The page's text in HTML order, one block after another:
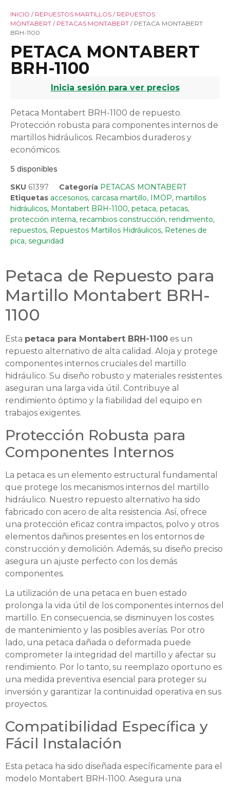
INICIO / REPUESTOS MARTILLOS / REPUESTOS
MONTABERT / PETACAS MONTABERT / PETACA MONTABERT
BRH-1100
PETACA MONTABERT
BRH-1100
Inicia sesión para ver precios
Petaca Montabert BRH-1100 de repuesto.
Protección robusta para componentes internos de
martillos hidráulicos. Recambios duraderos y
económicos.
5 disponibles
SKU 61397 Categoría PETACAS MONTABERT
Etiquetas accesorios, carcasa martillo, IMOP, martillos
hidráulicos, Montabert BRH-1100, petaca, petacas,
protección interna, recambios construcción, rendimiento,
repuestos, Repuestos Martillos Hidráulicos, Retenes de
pica, seguridad
Petaca de Repuesto para
Martillo Montabert BRH-
1100
Esta petaca para Montabert BRH-1100 es un
repuesto alternativo de alta calidad. Aloja y protege
componentes internos cruciales del martillo
hidráulico. Su diseño robusto y materiales resistentes
aseguran una larga vida útil. Contribuye al
rendimiento óptimo y la fiabilidad del equipo en
trabajos exigentes.
Protección Robusta para
Componentes Internos
La petaca es un elemento estructural fundamental
que protege los mecanismos internos del martillo
hidráulico. Nuestro repuesto alternativo ha sido
fabricado con acero de alta resistencia. Así, ofrece
una protección eficaz contra impactos, polvo y otros
elementos dañinos presentes en los entornos de
construcción y demolición. Además, su diseño preciso
asegura un ajuste perfecto con los demás
componentes.
La utilización de una petaca en buen estado
prolonga la vida útil de los componentes internos del
martillo. En consecuencia, se disminuyen los costes
de mantenimiento y las posibles averías. Por otro
lado, una petaca dañada o deformada puede
comprometer la integridad del martillo y afectar su
rendimiento. Por lo tanto, su reemplazo oportuno es
una medida preventiva esencial para proteger su
inversión y garantizar la continuidad operativa en sus
proyectos.
Compatibilidad Específica y
Fácil Instalación
Esta petaca ha sido diseñada específicamente para el
modelo Montabert BRH-1100. Asegura una